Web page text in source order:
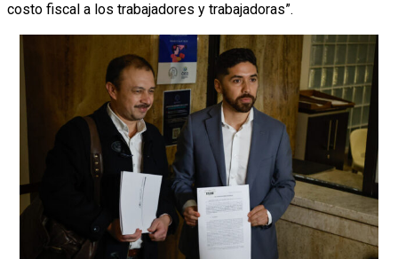
costo fiscal a los trabajadores y trabajadoras”.